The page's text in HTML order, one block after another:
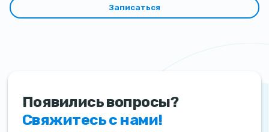
Записаться
Появились вопросы?
Свяжитесь с нами!